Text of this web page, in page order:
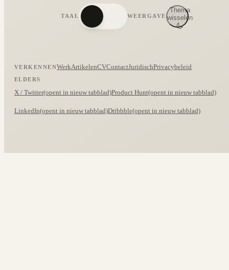
TAAL WEERGAVE
Thema
wisselen
VERKENNENWerkArtikelenCVContactJuridischPrivacybeleid
ELDERS
X / Twitter(opent in nieuw tabblad)Product Hunt(opent in nieuw tabblad)
LinkedIn(opent in nieuw tabblad)Dribbble(opent in nieuw tabblad)